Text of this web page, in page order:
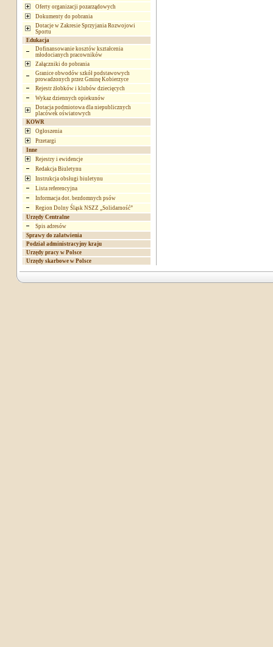
Oferty organizacji pozarządowych
Dokumenty do pobrania
Dotacje w Zakresie Sprzyjania Rozwojowi
Sportu
Edukacja
Dofinansowanie kosztów kształcenia
młodocianych pracowników
Załączniki do pobrania
Granice obwodów szkół podstawowych
prowadzonych przez Gminę Kobierzyce
Rejestr żłobków i klubów dziecięcych
Wykaz dziennych opiekunów
Dotacja podmiotowa dla niepublicznych
placówek oświatowych
KOWR
Ogłoszenia
Przetargi
Inne
Rejestry i ewidencje
Redakcja Biuletynu
Instrukcja obsługi biuletynu
Lista referencyjna
Informacja dot. bezdomnych psów
Region Dolny Śląsk NSZZ „Solidarność”
Urzędy Centralne
Spis adresów
Sprawy do załatwienia
Podział administracyjny kraju
Urzędy pracy w Polsce
Urzędy skarbowe w Polsce